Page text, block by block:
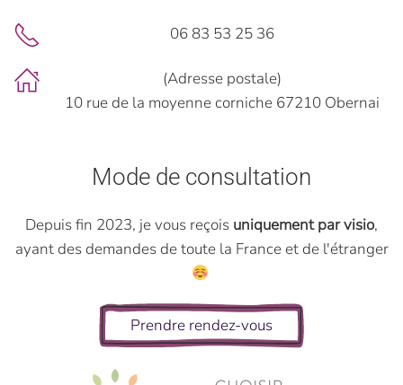
06 83 53 25 36
(Adresse postale)
10 rue de la moyenne corniche 67210 Obernai
Mode de consultation
Depuis fin 2023, je vous reçois uniquement par visio,
ayant des demandes de toute la France et de l'étranger
Prendre rendez-vous